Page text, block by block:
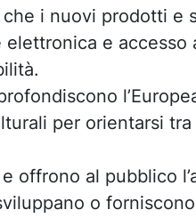
i nuovi prodotti
e accesso
per orientarsi
offrono al pubblico
o